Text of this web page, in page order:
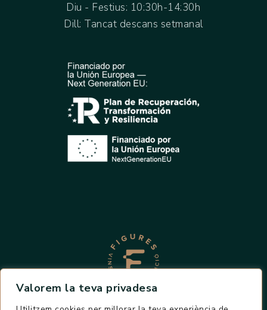
Valorem la teva privadesa
Diu - Festius: 10:30h-14:30h
Dill: Tancat descans setmanal